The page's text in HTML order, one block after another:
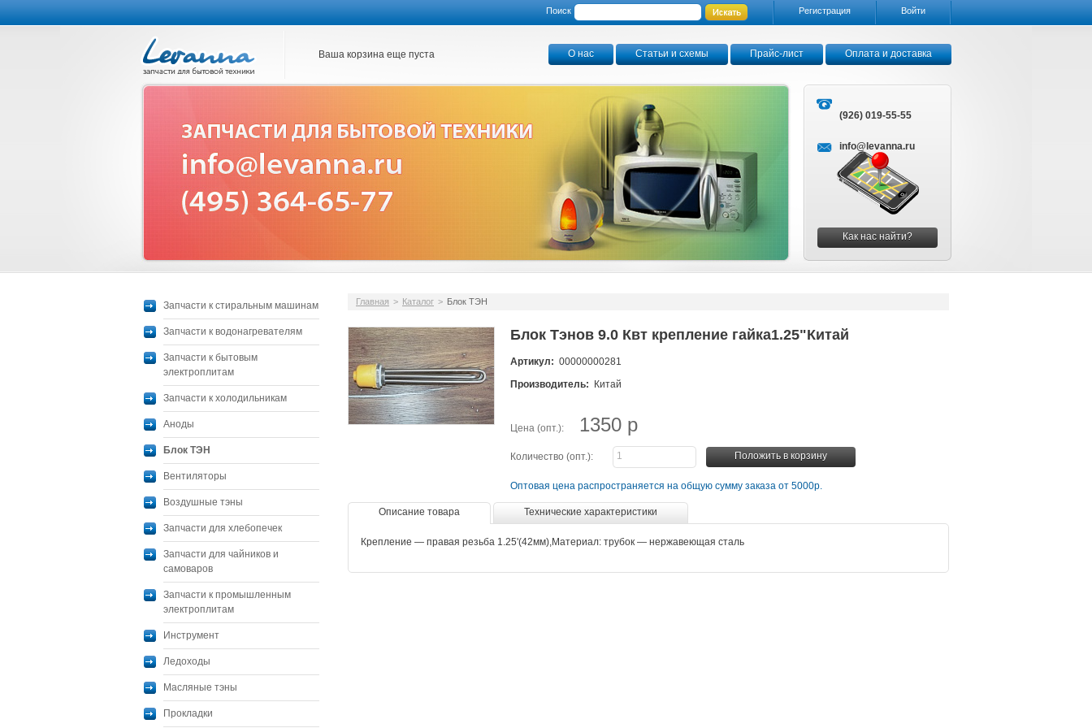
Регистрация Войти
Поиск
Ваша корзина еще пуста О нас Статьи и схемы Прайс-лист Оплата и доставка
(926) 019-55-55
info@levanna.ru
Как нас найти?
Запчасти к стиральным машинам
Запчасти к водонагревателям
Запчасти к бытовым
электроплитам
Запчасти к холодильникам
Аноды
Блок ТЭН
Вентиляторы
Воздушные тэны
Запчасти для хлебопечек
Запчасти для чайников и
самоваров
Запчасти к промышленным
электроплитам
Инструмент
Ледоходы
Масляные тэны
Прокладки
Главная > Каталог > Блок ТЭН
Блок Тэнов 9.0 Квт крепление гайка1.25"Китай
Артикул: 00000000281
Производитель: Китай
Цена (опт.): 1350 р
Количество (опт.): Положить в корзину
Оптовая цена распространяется на общую сумму заказа от 5000р.
Описание товара Технические характеристики
Крепление — правая резьба 1.25'(42мм),Материал: трубок — нержавеющая сталь